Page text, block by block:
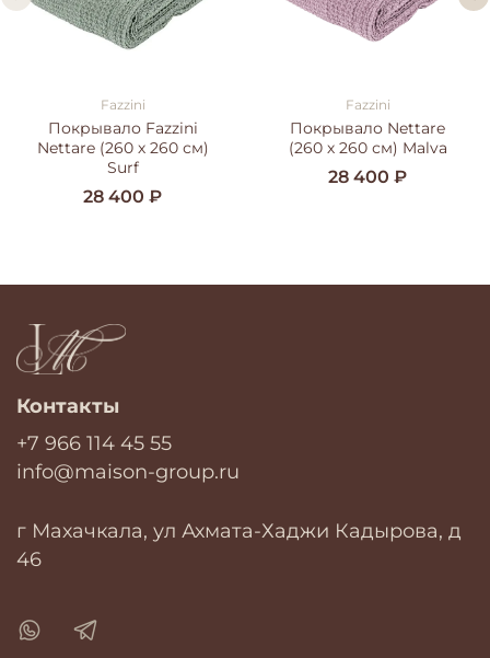
Fazzini
Покрывало Fazzini
Nettare (260 х 260 см)
Surf
28 400 ₽
Fazzini
Покрывало Nettare
(260 х 260 см) Malva
28 400 ₽
Контакты
+7 966 114 45 55
info@maison-group.ru
г Махачкала, ул Ахмата-Хаджи Кадырова, д
46